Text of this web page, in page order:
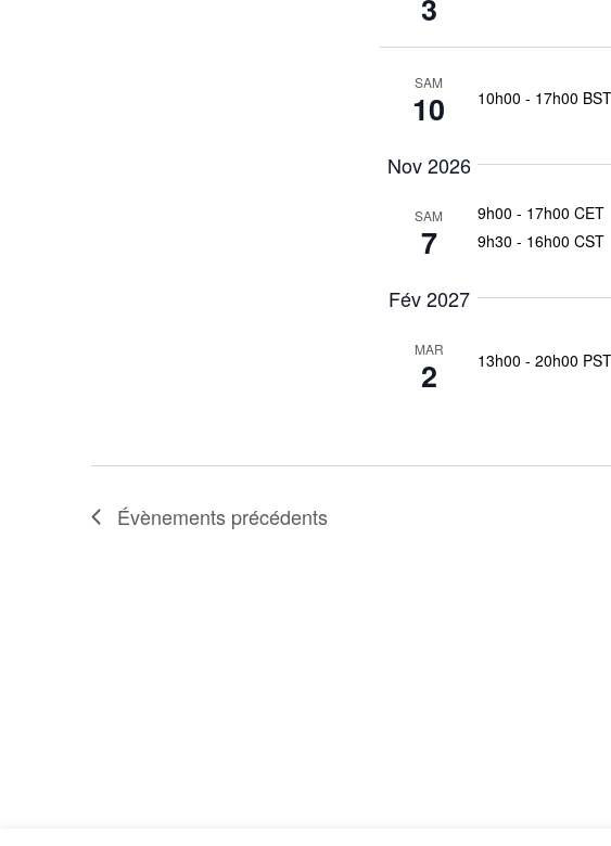
3
SAM
10 10h00 - 17h00 BST
Nov 2026
SAM
7
9h00 - 17h00 CET
9h30 - 16h00 CST
Fév 2027
MAR
2 13h00 - 20h00 PST
Évènements précédents